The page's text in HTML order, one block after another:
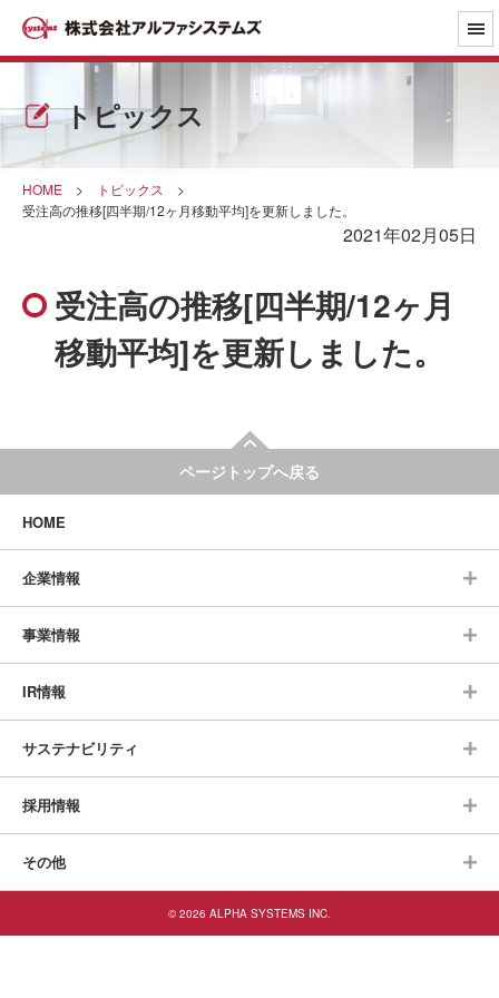
トピックス
HOME > トピックス
>
受注高の推移[四半期/12ヶ月移動平均]を更新しました。
2021年02月05日
受注高の推移[四半期/12ヶ月
移動平均]を更新しました。
ページトップへ戻る
HOME
企業情報
事業情報
IR情報
サステナビリティ
採用情報
その他
© 2026 ALPHA SYSTEMS INC.